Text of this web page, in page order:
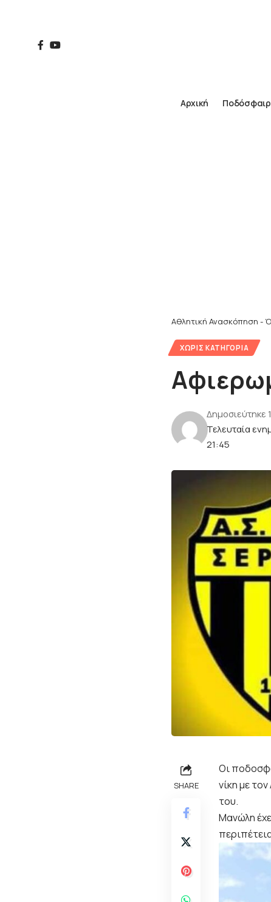
Αρχική
Αθλητική Ανασκόπηση -
ΧΩΡΊΣ ΚΑΤΗΓΟΡΊΑ
Τελευταία
21:45
Δημοσιεύτηκε
SHARE
Οι
νίκη με
του.
Μανώλη